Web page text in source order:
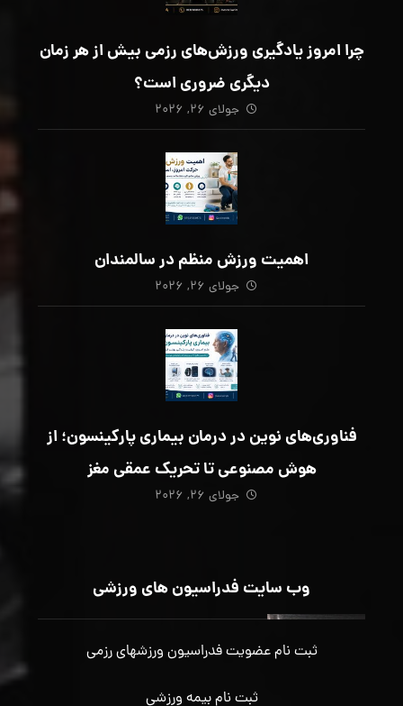
چرا امروز یادگیری ورزش‌های رزمی بیش از هر زمان
دیگری ضروری است؟
جولای ۲۶, ۲۰۲۶
اهمیت ورزش منظم در سالمندان
جولای ۲۶, ۲۰۲۶
فناوری‌های نوین در درمان بیماری پارکینسون؛ از
هوش مصنوعی تا تحریک عمقی مغز
جولای ۲۶, ۲۰۲۶
وب سایت فدراسیون های ورزشی
ثبت نام عضویت فدراسیون ورزشهای رزمی
ثبت نام بیمه ورزشی